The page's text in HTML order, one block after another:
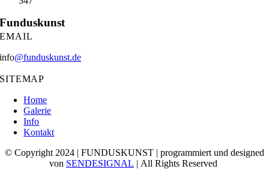
Funduskunst
EMAIL
info@funduskunst.de
SITEMAP
Home
Galerie
Info
Kontakt
© Copyright 2024 | FUNDUSKUNST | programmiert und designed
von SENDESIGNAL | All Rights Reserved